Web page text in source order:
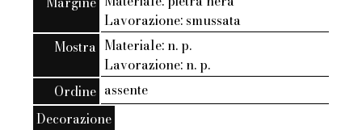
Lavorazione: smussata
Mostra Materiale: n. p.
Lavorazione: n. p.
Ordine assente
Decorazione